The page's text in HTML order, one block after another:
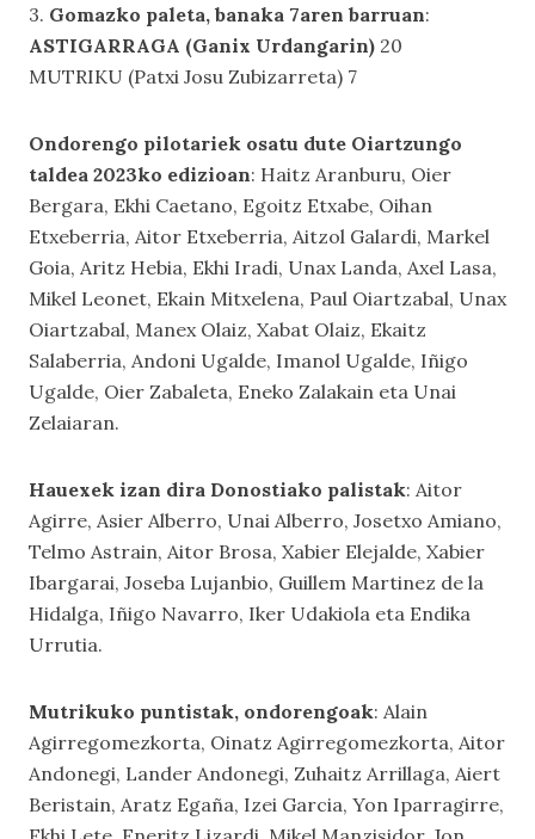
3. Gomazko paleta, banaka 7aren barruan:
ASTIGARRAGA (Ganix Urdangarin) 20
MUTRIKU (Patxi Josu Zubizarreta) 7
Ondorengo pilotariek osatu dute Oiartzungo
taldea 2023ko edizioan: Haitz Aranburu, Oier
Bergara, Ekhi Caetano, Egoitz Etxabe, Oihan
Etxeberria, Aitor Etxeberria, Aitzol Galardi, Markel
Goia, Aritz Hebia, Ekhi Iradi, Unax Landa, Axel Lasa,
Mikel Leonet, Ekain Mitxelena, Paul Oiartzabal, Unax
Oiartzabal, Manex Olaiz, Xabat Olaiz, Ekaitz
Salaberria, Andoni Ugalde, Imanol Ugalde, Iñigo
Ugalde, Oier Zabaleta, Eneko Zalakain eta Unai
Zelaiaran.
Hauexek izan dira Donostiako palistak: Aitor
Agirre, Asier Alberro, Unai Alberro, Josetxo Amiano,
Telmo Astrain, Aitor Brosa, Xabier Elejalde, Xabier
Ibargarai, Joseba Lujanbio, Guillem Martinez de la
Hidalga, Iñigo Navarro, Iker Udakiola eta Endika
Urrutia.
Mutrikuko puntistak, ondorengoak: Alain
Agirregomezkorta, Oinatz Agirregomezkorta, Aitor
Andonegi, Lander Andonegi, Zuhaitz Arrillaga, Aiert
Beristain, Aratz Egaña, Izei Garcia, Yon Iparragirre,